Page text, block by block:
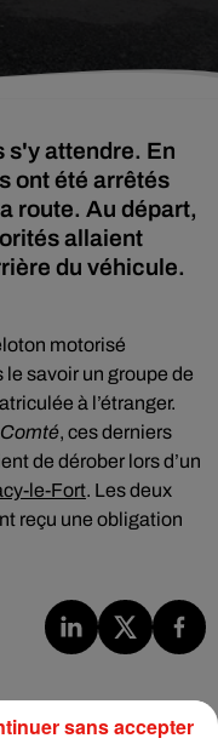
s'y attendre. En
ont été arrêtés
route. Au départ,
allaient
du véhicule.
motorisé
savoir un groupe de
à l’étranger.
, ces derniers
de dérober lors d’un
le-Fort. Les deux
reçu une obligation
sans accepter